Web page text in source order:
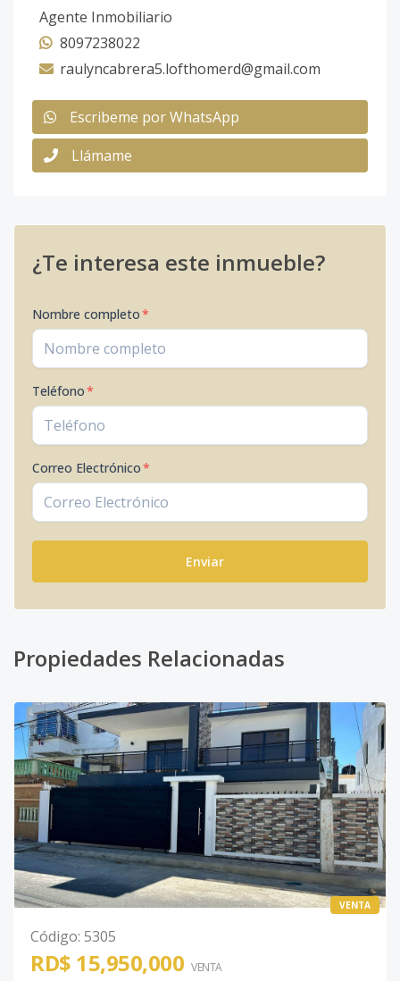
Agente Inmobiliario
8097238022
raulyncabrera5.lofthomerd@gmail.com
Escribeme por WhatsApp
Llámame
¿Te interesa este inmueble?
Nombre completo*
Teléfono*
Correo Electrónico*
Enviar
Propiedades Relacionadas
VENTA
Código: 5305
RD$ 15,950,000 VENTA